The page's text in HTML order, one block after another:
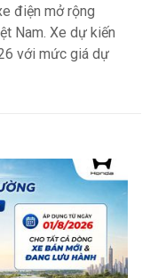
điện mở rộng
Nam. Xe dự kiến
với mức giá dự